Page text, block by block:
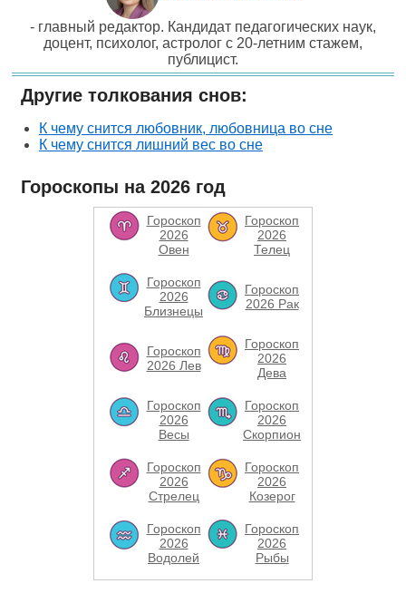
- главный редактор. Кандидат педагогических наук,
доцент, психолог, астролог с 20-летним стажем,
публицист.
Другие толкования снов:
К чему снится любовник, любовница во сне
К чему снится лишний вес во сне
Гороскопы на 2026 год
Гороскоп
2026
Овен
Гороскоп
2026
Телец
Гороскоп
2026
Близнецы
Гороскоп
2026 Рак
Гороскоп
2026 Лев
Гороскоп
2026
Дева
Гороскоп
2026
Весы
Гороскоп
2026
Скорпион
Гороскоп
2026
Стрелец
Гороскоп
2026
Козерог
Гороскоп
2026
Водолей
Гороскоп
2026
Рыбы